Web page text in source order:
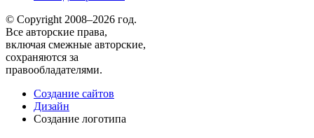
© Copyright 2008–2026 год.
Все авторские права,
включая смежные авторские,
сохраняются за
правообладателями.
Создание сайтов
Дизайн
Создание логотипа